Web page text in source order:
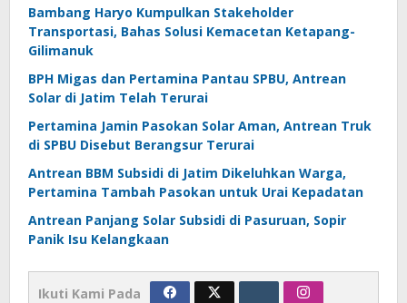
Bambang Haryo Kumpulkan Stakeholder
Transportasi, Bahas Solusi Kemacetan Ketapang-
Gilimanuk
BPH Migas dan Pertamina Pantau SPBU, Antrean
Solar di Jatim Telah Terurai
Pertamina Jamin Pasokan Solar Aman, Antrean Truk
di SPBU Disebut Berangsur Terurai
Antrean BBM Subsidi di Jatim Dikeluhkan Warga,
Pertamina Tambah Pasokan untuk Urai Kepadatan
Antrean Panjang Solar Subsidi di Pasuruan, Sopir
Panik Isu Kelangkaan
Ikuti Kami Pada